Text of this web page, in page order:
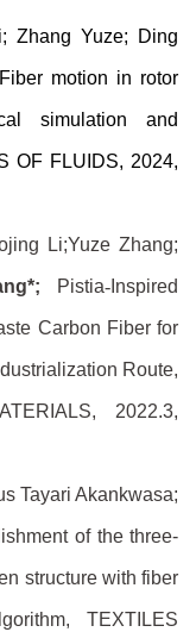
Zhang Yuze; Ding
motion in rotor
simulation and
OF FLUIDS, 2024,
Li;Yuze Zhang;
Pistia‐ Inspired
Carbon Fiber for
Route,
2022.3,
Tayari Akankwasa;
of the three-
structure with fiber
TEXTILES